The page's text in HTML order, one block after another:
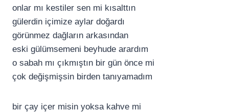
onlar mı kestiler sen mi kısalttın
gülerdin içimize aylar doğardı
görünmez dağların arkasından
eski gülümsemeni beyhude arardım
o sabah mı çıkmıştın bir gün önce mi
çok değişmişsin birden tanıyamadım
bir çay içer misin yoksa kahve mi